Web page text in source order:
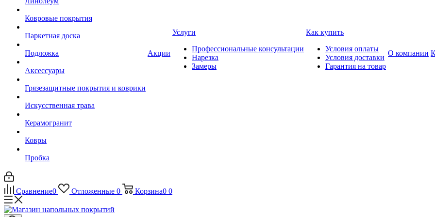
Ковровые покрытия
Паркетная доска
Подложка
Аксессуары
Грязезащитные покрытия и коврики
Искусственная трава
Керамогранит
Ковры
Пробка
Акции
Услуги
Профессиональные консультации
Нарезка
Замеры
Как купить
Условия оплаты
Условия доставки
Гарантия на товар
О компании
Сравнение0 Отложенные 0 Корзина0 0